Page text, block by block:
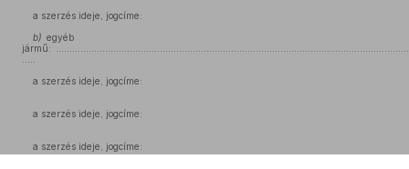
a szerzés ideje, jogcíme:
b) egyéb
jármű:
a szerzés ideje, jogcíme:
a szerzés ideje, jogcíme:
a szerzés ideje, jogcíme: